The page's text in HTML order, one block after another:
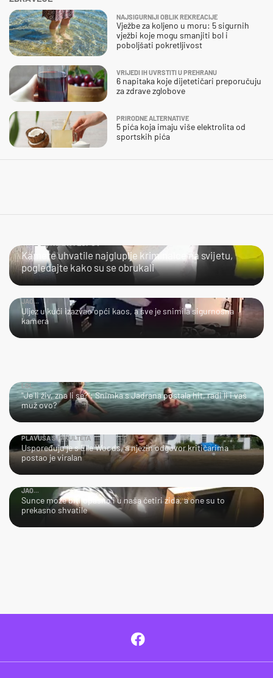
NAJSIGURNIJI OBLIK REKREACIJE
Vježbe za koljeno u moru: 5 sigurnih
vježbi koje mogu smanjiti bol i
poboljšati pokretljivost
VRIJEDI IH UVRSTITI U PREHRANU
6 napitaka koje dijetetičari preporučuju
za zdrave zglobove
PRIRODNE ALTERNATIVE
5 pića koja imaju više elektrolita od
sportskih pića
Kamere uhvatile najgluplje kriminalce na svijetu,
pogledajte kako su se obrukali
JAO...
Uljez u kući izazvao opći kaos, a sve je snimila sigurnosna
kamera
LOL
"Je li živ, zna li se?": Snimka s Jadrana postala hit, radi li i vaš
muž ovo?
PLAVUŠA S FAKULTETA
Uspoređuju je s Elle Woods, a njezin odgovor kritičarima
postao je viralan
JAO...
Sunce može biti opasno i u naša četiri zida, a one su to
prekasno shvatile